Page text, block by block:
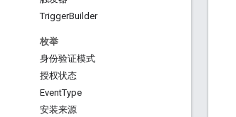
TriggerBuilder
枚举
身份验证模式
授权状态
EventType
安装来源